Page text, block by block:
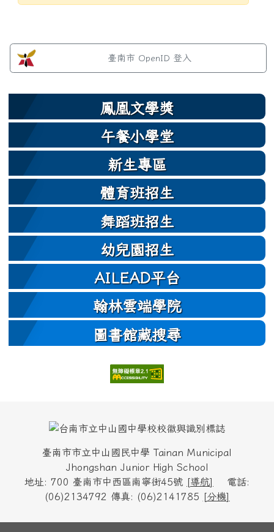
左邊區域內容
臺南市 OpenID 登入
鳳凰文學獎
午餐小學堂
新生專區
體育班招生
舞蹈班招生
幼兒園招生
AILEAD平台
翰林雲端學院
圖書館藏搜尋
頁尾區域內容
臺南市市立中山國民中學 Tainan Municipal
Jhongshan Junior High School
地址: 700 臺南市中西區南寧街45號
[導航]
電話:
(06)2134792 傳真: (06)2141785
[分機]